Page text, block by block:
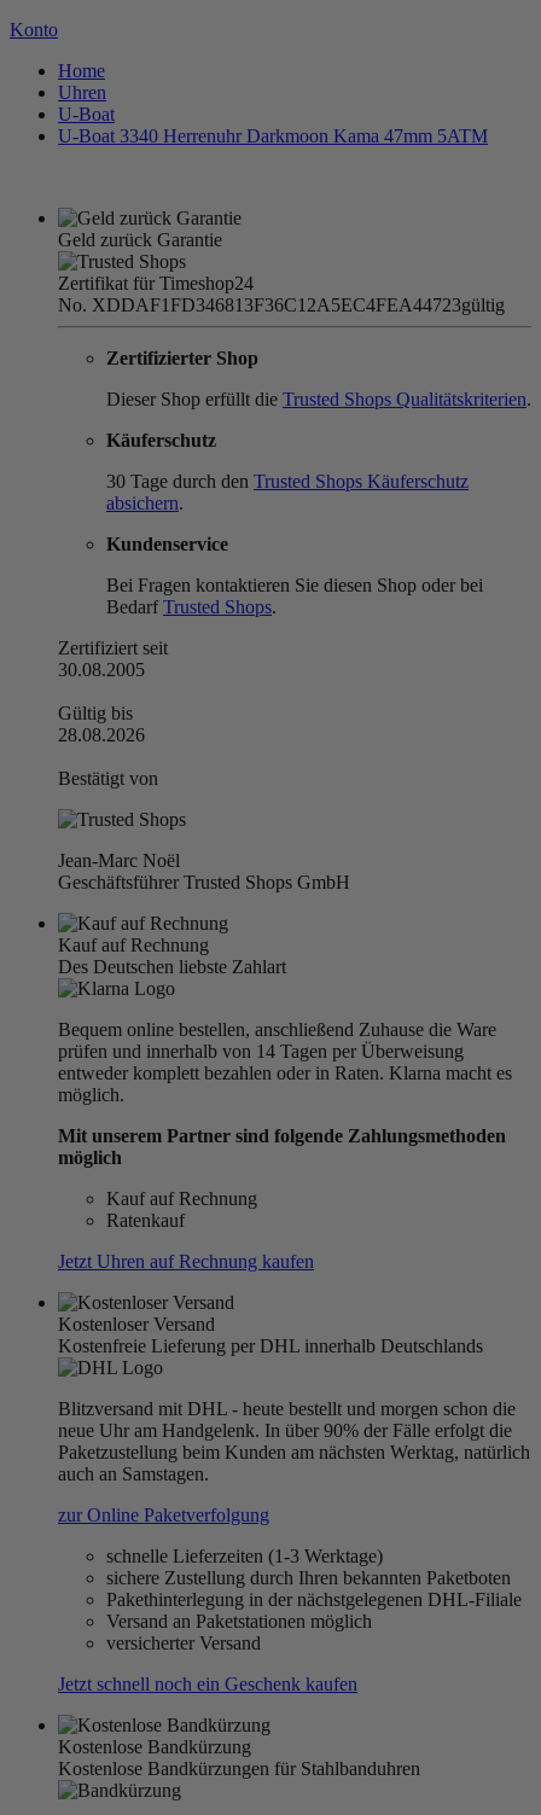
Konto
Home
Uhren
U-Boat
U-Boat 3340 Herrenuhr Darkmoon Kama 47mm 5ATM
Geld zurück Garantie
Zertifikat für Timeshop24
No. XDDAF1FD346813F36C12A5EC4FEA44723gültig
Zertifizierter Shop
Dieser Shop erfüllt die Trusted Shops Qualitätskriterien.
Käuferschutz
30 Tage durch den Trusted Shops Käuferschutz
absichern.
Kundenservice
Bei Fragen kontaktieren Sie diesen Shop oder bei
BedarfTrusted Shops.
Zertifiziert seit
30.08.2005
Gültig bis
28.08.2026
Bestätigt von
Jean-Marc Noël
Geschäftsführer Trusted Shops GmbH
Kauf auf Rechnung
Des Deutschen liebste Zahlart
Bequem online bestellen, anschließend Zuhause die Ware
prüfen und innerhalb von 14 Tagen per Überweisung
entweder komplett bezahlen oder in Raten. Klarna macht es
möglich.
Mit unserem Partner sind folgende Zahlungsmethoden
möglich
Kauf auf Rechnung
Ratenkauf
Jetzt Uhren auf Rechnung kaufen
Kostenloser Versand
Kostenfreie Lieferung per DHL innerhalb Deutschlands
Blitzversand mit DHL - heute bestellt und morgen schon die
neue Uhr am Handgelenk. In über 90% der Fälle erfolgt die
Paketzustellung beim Kunden am nächsten Werktag, natürlich
auch an Samstagen.
zur Online Paketverfolgung
schnelle Lieferzeiten (1-3 Werktage)
sichere Zustellung durch Ihren bekannten Paketboten
Pakethinterlegung in der nächstgelegenen DHL-Filiale
Versand an Paketstationen möglich
versicherter Versand
Jetzt schnell noch ein Geschenk kaufen
Kostenlose Bandkürzung
Kostenlose Bandkürzungen für Stahlbanduhren